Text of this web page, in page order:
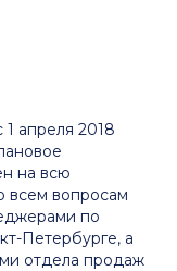
апреля 2018
на всю
всем вопросам
по
Петербурге, а
отдела продаж